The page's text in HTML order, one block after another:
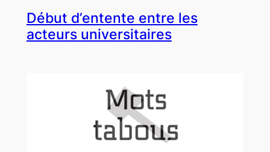
Début d’entente entre les
acteurs universitaires